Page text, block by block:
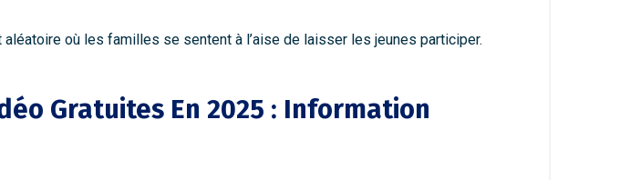
où les familles se sentent à l’aise de laisser les jeunes participer.
Gratuites En 2025 : Information